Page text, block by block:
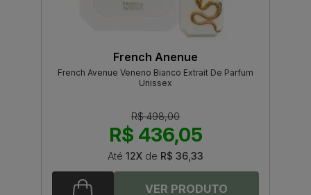
French Anenue
French Avenue Veneno Bianco Extrait De Parfum
Unissex
R$ 498,00
R$ 436,05
Até 12X de R$ 36,33